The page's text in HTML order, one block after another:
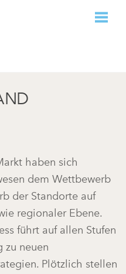
haben sich
dem Wettbewerb
der Standorte auf
regionaler Ebene.
führt auf allen Stufen
zu neuen
Plötzlich stellen